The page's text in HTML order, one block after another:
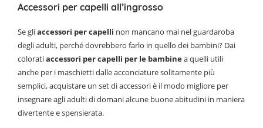
Accessori per capelli all’ingrosso
Se gliaccessori per capelli non mancano mai nel guardaroba
degli adulti, perché dovrebbero farlo in quello dei bambini? Dai
coloratiaccessori per capelli per le bambinea quelli utili
anche per i maschietti dalle acconciature solitamente più
semplici, acquistare un set di accessori è il modo migliore per
insegnare agli adulti di domani alcune buone abitudini in maniera
divertente e spensierata.